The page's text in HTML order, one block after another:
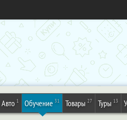
Авто 1 Обучение 31 Товары 27 Туры 13